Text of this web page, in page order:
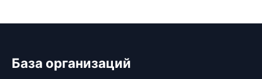
База организаций